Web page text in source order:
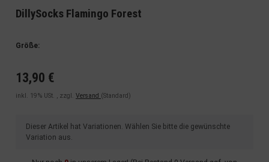
DillySocks Flamingo Forest
Größe:
13,90 €
inkl. 19% USt. , zzgl. Versand (Standard)
xDieser Artikel hat Variationen. Wählen Sie bitte die gewünschte
Variation aus.